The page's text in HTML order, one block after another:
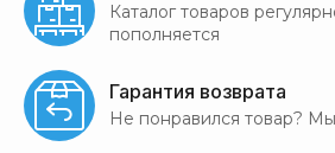
Каталог товаров
пополняется
Гарантия возврата
Не понравился товар?